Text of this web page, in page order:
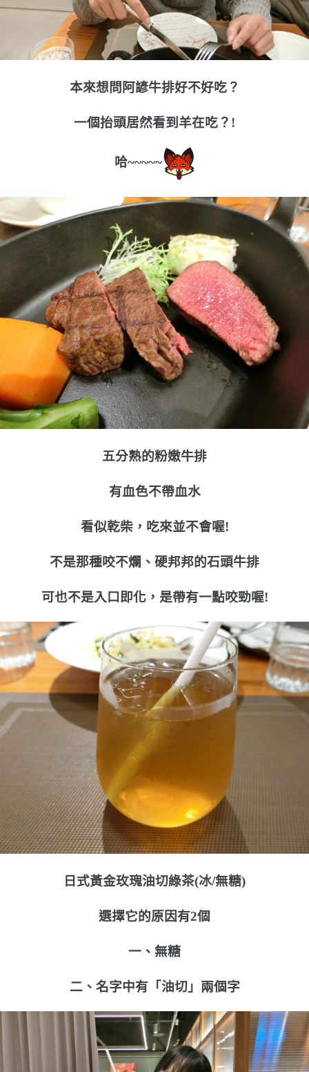
本來想問阿諺牛排好不好吃？
一個抬頭居然看到羊在吃？!
哈~~~~~
五分熟的粉嫩牛排
有血色不帶血水
看似乾柴，吃來並不會喔!
不是那種咬不爛、硬邦邦的石頭牛排
可也不是入口即化，是帶有一點咬勁喔!
日式黃金玫瑰油切綠茶(冰/無糖)
選擇它的原因有2個
一、無糖
二、名字中有「油切」兩個字